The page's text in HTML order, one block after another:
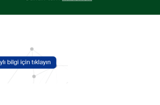
filosuna katıldı